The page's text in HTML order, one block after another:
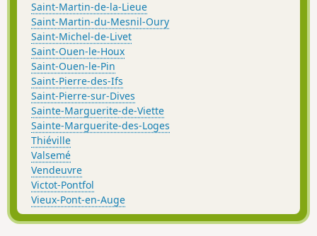
Saint-Martin-de-la-Lieue
Saint-Martin-du-Mesnil-Oury
Saint-Michel-de-Livet
Saint-Ouen-le-Houx
Saint-Ouen-le-Pin
Saint-Pierre-des-Ifs
Saint-Pierre-sur-Dives
Sainte-Marguerite-de-Viette
Sainte-Marguerite-des-Loges
Thiéville
Valsemé
Vendeuvre
Victot-Pontfol
Vieux-Pont-en-Auge